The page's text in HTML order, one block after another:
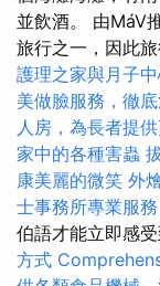
並飲酒。 由MáV
旅行之一，因此
護理之家與月子
美做臉服務，徹
人房，為長者提
家中的各種害蟲
康美麗的微笑 外
士事務所專業服務
伯語才能立即感
方式